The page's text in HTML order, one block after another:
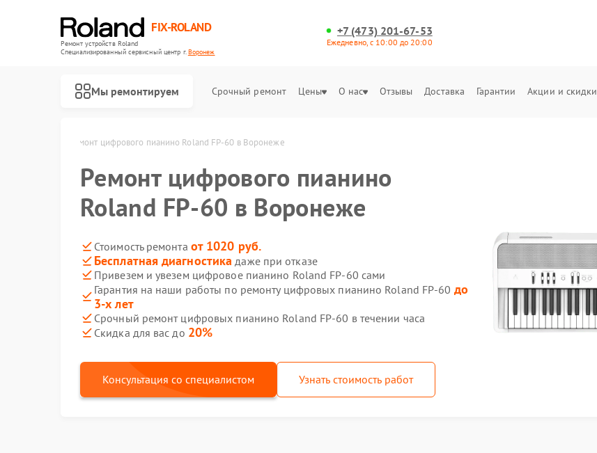
FIX-ROLAND
Ремонт устройств Roland
Специализированный cервисный центр г.Воронеж
+7 (473) 201-67-53
Ежедневно, с 10:00 до 20:00
Мы ремонтируем Срочный ремонт Цены О нас Отзывы Доставка Гарантии Акции и скидки
Ремонт цифрового пианино Roland FP-60 в Воронеже
Ремонт цифрового пианино
Roland FP-60 в Воронеже
Стоимость ремонта от 1020 руб.
Бесплатная диагностика даже при отказе
Привезем и увезем цифровое пианино Roland FP-60 сами
Гарантия на наши работы по ремонту цифровых пианино Roland FP-60 до
3-х лет
Срочный ремонт цифровых пианино Roland FP-60 в течении часа
Скидка для вас до 20%
Консультация со специалистом Узнать стоимость работ